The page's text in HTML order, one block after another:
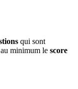
qui sont
minimum le score